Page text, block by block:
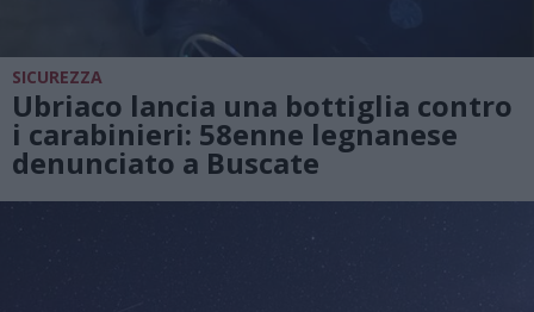
SICUREZZA
Ubriaco lancia una bottiglia contro
i carabinieri: 58enne legnanese
denunciato a Buscate